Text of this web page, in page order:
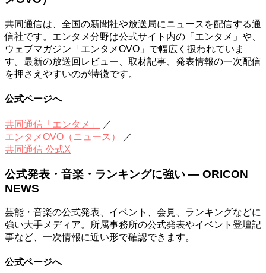
共同通信は、全国の新聞社や放送局にニュースを配信する通
信社です。エンタメ分野は公式サイト内の「エンタメ」や、
ウェブマガジン「エンタメOVO」で幅広く扱われていま
す。最新の放送回レビュー、取材記事、発表情報の一次配信
を押さえやすいのが特徴です。
公式ページへ
共同通信「エンタメ」
／
エンタメOVO（ニュース）
／
共同通信 公式X
公式発表・音楽・ランキングに強い — ORICON
NEWS
芸能・音楽の公式発表、イベント、会見、ランキングなどに
強い大手メディア。所属事務所の公式発表やイベント登壇記
事など、一次情報に近い形で確認できます。
公式ページへ